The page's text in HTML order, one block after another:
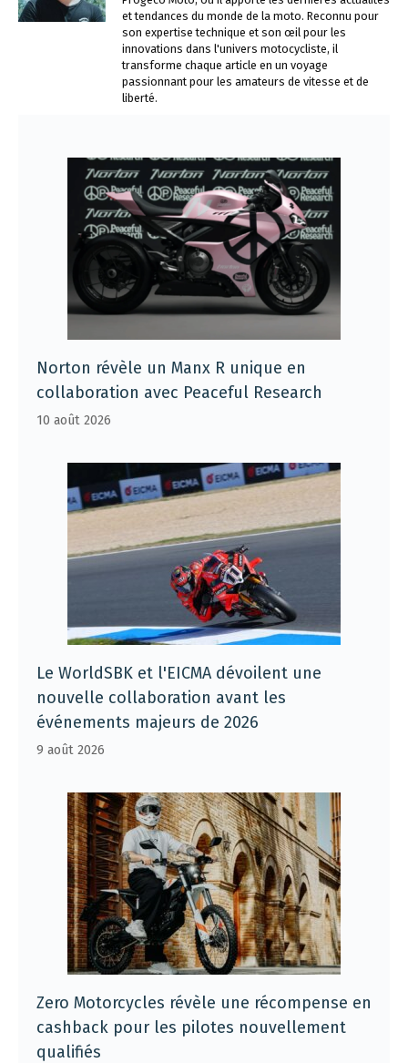
et tendances du monde de la moto. Reconnu pour
son expertise technique et son œil pour les
innovations dans l'univers motocycliste, il
transforme chaque article en un voyage
passionnant pour les amateurs de vitesse et de
liberté.
Norton révèle un Manx R unique en
collaboration avec Peaceful Research
10 août 2026
Le WorldSBK et l'EICMA dévoilent une
nouvelle collaboration avant les
événements majeurs de 2026
9 août 2026
Zero Motorcycles révèle une récompense en
cashback pour les pilotes nouvellement
qualifiés